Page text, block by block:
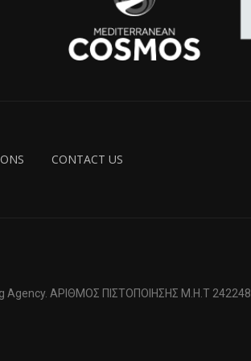
CONTACT US
Agency. ΑΡΙΘΜΟΣ ΠΙΣΤΟΠΟΙΗΣΗΣ Μ.Η.Τ 242248